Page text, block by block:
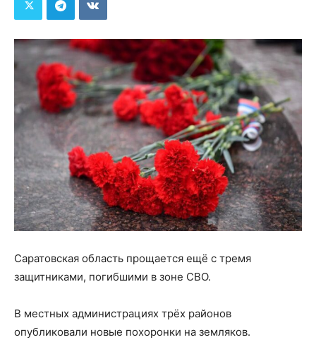
Саратовская область прощается ещё с тремя
защитниками, погибшими в зоне СВО.
В местных администрациях трёх районов
опубликовали новые похоронки на земляков.